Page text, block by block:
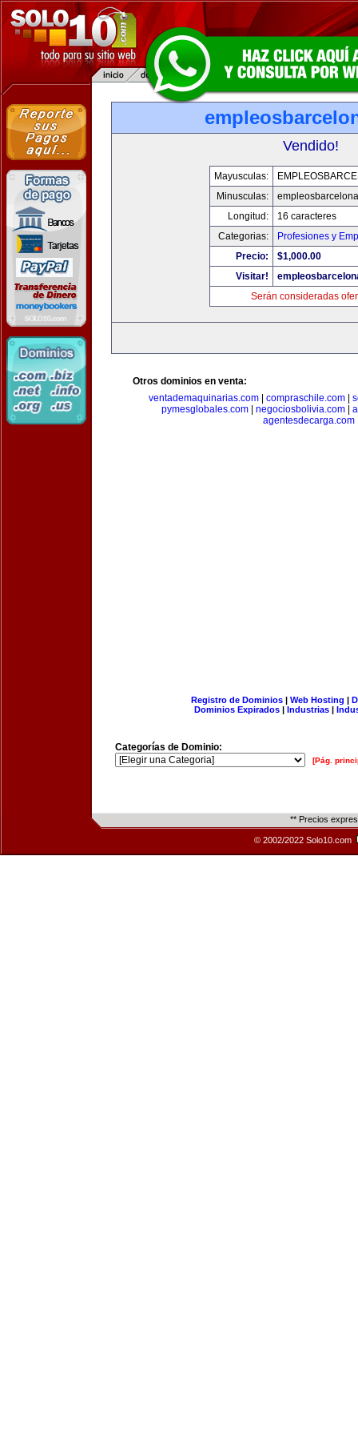
Vendido!
Mayusculas:
Minusculas:
Longitud:
16 caracteres
Categorias:
Profesiones y
Precio:
$1,000.00
Visitar!
Serán consideradas
Otros dominios en venta:
ventademaquinarias.com| compraschile.com|
pymesglobales.com| negociosbolivia.com|
agentesdecarga.com
Registro de Dominios| Web Hosting |
Dominios Expirados | Industrias |
Categorías de Dominio:
[Pág.
** Precios
© 2002/2022 Solo10.com